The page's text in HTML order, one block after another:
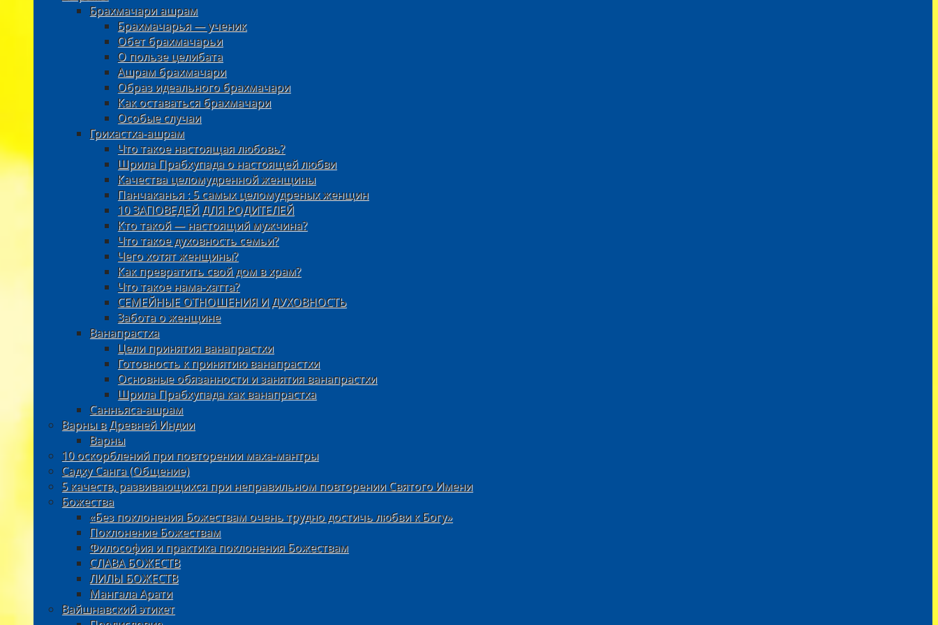
Брахмачари ашрам
Брахмачарья — ученик
Обет брахмачарьи
О пользе целибата
Ашрам брахмачари
Образ идеального брахмачари
Как оставаться брахмачари
Особые случаи
Грихастха-ашрам
Что такое настоящая любовь?
Шрила Прабхупада о настоящей любви
Качества целомудренной женщины
Панчаканья : 5 самых целомудреных женщин
10 ЗАПОВЕДЕЙ ДЛЯ РОДИТЕЛЕЙ
Кто такой — настоящий мужчина?
Что такое духовность семьи?
Чего хотят женщины?
Как превратить свой дом в храм?
Что такое нама-хатта?
СЕМЕЙНЫЕ ОТНОШЕНИЯ И ДУХОВНОСТЬ
Забота о женщине
Ванапрастха
Цели принятия ванапрастхи
Готовность к принятию ванапрастхи
Основные обязанности и занятия ванапрастхи
Шрила Прабхупада как ванапрастха
Санньяса-ашрам
Варны в Древней Индии
Варны
10 оскорблений при повторении маха-мантры
Садху Санга (Общение)
5 качеств, развивающихся при неправильном повторении Святого Имени
Божества
«Без поклонения Божествам очень трудно достичь любви к Богу»
Поклонение Божествам
Философия и практика поклонения Божествам
СЛАВА БОЖЕСТВ
ЛИЛЫ БОЖЕСТВ
Мангала Арати
Вайшнавский этикет